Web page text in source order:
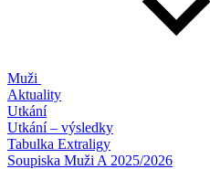
Muži
Aktuality
Utkání
Utkání – výsledky
Tabulka Extraligy
Soupiska Muži A 2025/2026